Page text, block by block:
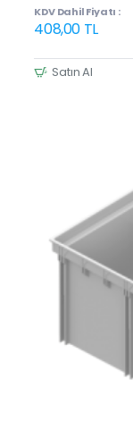
KDV Dahil Fiyatı :
408,00 TL
Satın Al